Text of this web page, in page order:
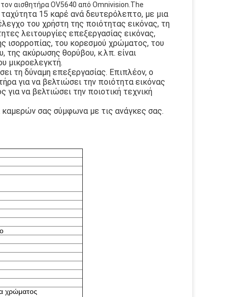
αισθητήρα OV5640 από Omnivision.The
ταχύτητα 15 καρέ ανά δευτερόλεπτο, με μια
του χρήστη της ποιότητας εικόνας, τη
λειτουργίες επεξεργασίας εικόνας,
ισορροπίας, του κορεσμού χρώματος, του
ακύρωσης θορύβου, κ.λπ. είναι
μικροελεγκτή.
τη δύναμη επεξεργασίας. Επιπλέον, ο
για να βελτιώσει την ποιότητα εικόνας
να βελτιώσει την ποιοτική τεχνική
σας σύμφωνα με τις ανάγκες σας.
χρώματος